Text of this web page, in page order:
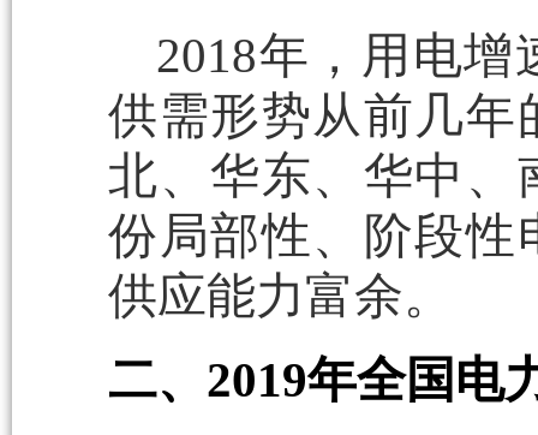
2018年，用电
供需形势从前几年
北、华东、华中、
份局部性、阶段性
供应能力富余。
二、2019年全国电